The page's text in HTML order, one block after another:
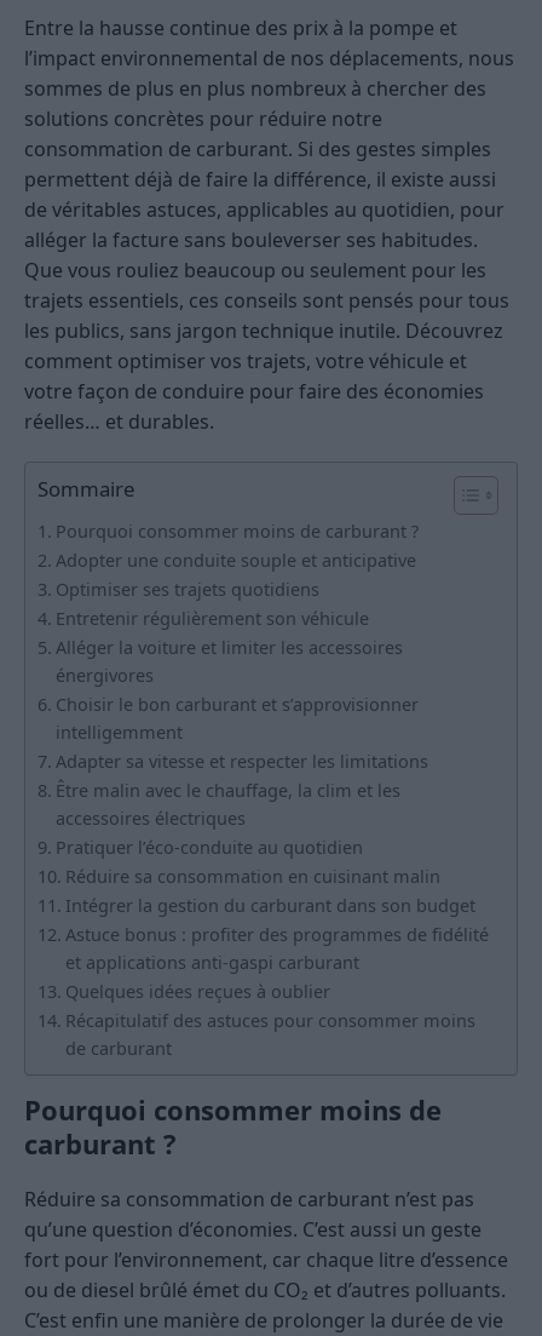
Entre la hausse continue des prix à la pompe et
l’impact environnemental de nos déplacements, nous
sommes de plus en plus nombreux à chercher des
solutions concrètes pour réduire notre
consommation de carburant. Si des gestes simples
permettent déjà de faire la différence, il existe aussi
de véritables astuces, applicables au quotidien, pour
alléger la facture sans bouleverser ses habitudes.
Que vous rouliez beaucoup ou seulement pour les
trajets essentiels, ces conseils sont pensés pour tous
les publics, sans jargon technique inutile. Découvrez
comment optimiser vos trajets, votre véhicule et
votre façon de conduire pour faire des économies
réelles… et durables.
Sommaire
Pourquoi consommer moins de carburant ?
Adopter une conduite souple et anticipative
Optimiser ses trajets quotidiens
Entretenir régulièrement son véhicule
Alléger la voiture et limiter les accessoires
énergivores
Choisir le bon carburant et s’approvisionner
intelligemment
Adapter sa vitesse et respecter les limitations
Être malin avec le chauffage, la clim et les
accessoires électriques
Pratiquer l’éco-conduite au quotidien
Réduire sa consommation en cuisinant malin
Intégrer la gestion du carburant dans son budget
Astuce bonus : profiter des programmes de fidélité
et applications anti-gaspi carburant
Quelques idées reçues à oublier
Récapitulatif des astuces pour consommer moins
de carburant
Pourquoi consommer moins de
carburant ?
Réduire sa consommation de carburant n’est pas
qu’une question d’économies. C’est aussi un geste
fort pour l’environnement, car chaque litre d’essence
ou de diesel brûlé émet du CO₂ et d’autres polluants.
C’est enfin une manière de prolonger la durée de vie